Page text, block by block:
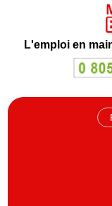
L'emploi en